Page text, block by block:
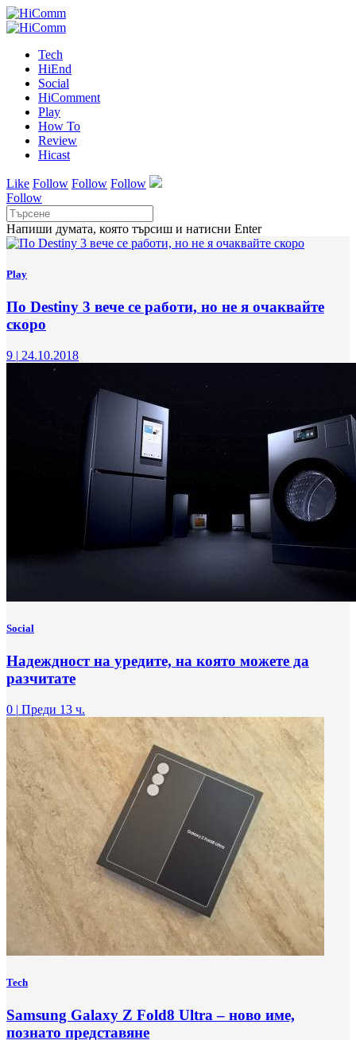
Tech
HiEnd
Social
HiComment
Play
How To
Review
Hicast
Like Follow Follow Follow
Follow
Напиши думата, която търсиш и натисни Enter
Play
По Destiny 3 вече се работи, но не я очаквайте
скоро
9 | 24.10.2018
Social
Надеждност на уредите, на която можете да
разчитате
0 | Преди 13 ч.
Tech
Samsung Galaxy Z Fold8 Ultra – ново име,
познато представяне